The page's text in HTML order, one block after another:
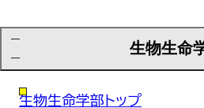
生物生命
生物生命学部トップ